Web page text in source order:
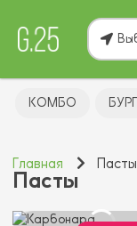
КОМБО
Главная Пасты
Пасты